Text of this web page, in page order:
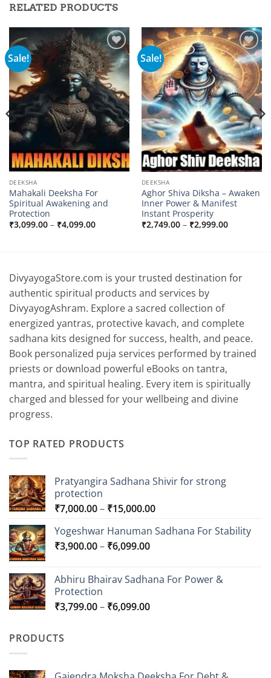
RELATED PRODUCTS
Sale!
Add to
wishlist
DEEKSHA
Mahakali Deeksha For
Spiritual Awakening and
Protection
₹3,099.00 – ₹4,099.00Price
Sale!
Add to
wishlist
DEEKSHA
Aghor Shiva Diksha – Awaken
Inner Power & Manifest
Instant Prosperity
₹2,749.00 – ₹2,999.00Price
DivyayogaStore.com is your trusted destination for
authentic spiritual products and services by
DivyayogAshram. Explore a sacred collection of
energized yantras, protective kavach, and complete
sadhana kits designed for success, health, and peace.
Book personalized puja services performed by trained
priests or download powerful eBooks on tantra,
mantra, and spiritual healing. Every item is spiritually
charged and blessed for your wellbeing and divine
progress.
TOP RATED PRODUCTS
Pratyangira Sadhana Shivir for strong
protection
₹7,000.00– ₹15,000.00Price
₹7,000.00
Yogeshwar Hanuman Sadhana For Stability
₹3,900.00– ₹6,099.00Price
through
Abhiru Bhairav Sadhana For Power &
Protection
₹3,799.00– ₹6,099.00Price
PRODUCTS